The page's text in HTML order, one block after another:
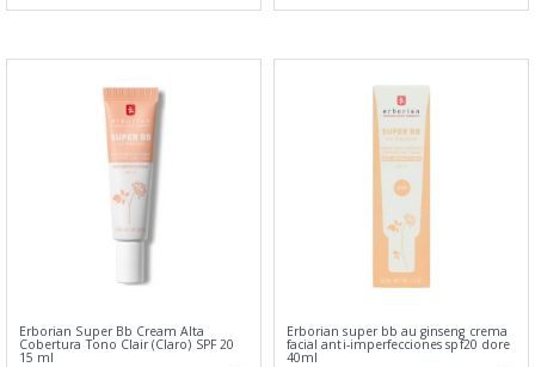
Erborian Super Bb Cream Alta
Cobertura Tono Clair (Claro) SPF 20
15 ml
Erborian super bb au ginseng crema
facial anti-imperfecciones spf20 dore
40ml